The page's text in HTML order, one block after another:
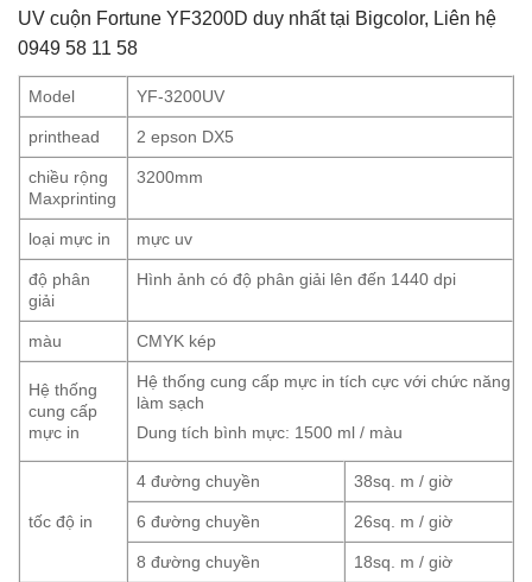
UV cuộn Fortune YF3200D duy nhất tại Bigcolor, Liên hệ
0949 58 11 58
Model YF-3200UV
printhead 2 epson DX5
chiều rộng
Maxprinting
3200mm
loại mực in mực uv
độ phân
giải
Hình ảnh có độ phân giải lên đến 1440 dpi
màu CMYK kép
Hệ thống
cung cấp
mực in
Hệ thống cung cấp mực in tích cực với chức năng
làm sạch
Dung tích bình mực: 1500 ml / màu
tốc độ in
4 đường chuyền 38sq. m / giờ
6 đường chuyền 26sq. m / giờ
8 đường chuyền 18sq. m / giờ